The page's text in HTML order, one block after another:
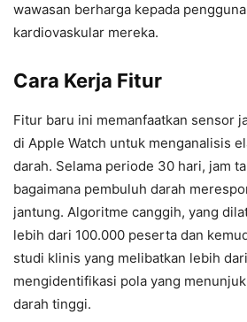
wawasan berharga kepada
kardiovaskular mereka.
Cara Kerja Fitur
Fitur baru ini memanfaatkan sensor
di Apple Watch untuk menganalisis
darah. Selama periode 30 hari, jam
bagaimana pembuluh darah
jantung. Algoritme canggih, yang
lebih dari 100.000 peserta dan
studi klinis yang melibatkan lebih
mengidentifikasi pola yang
darah tinggi.